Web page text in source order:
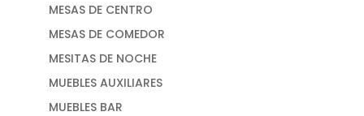
MESAS DE CENTRO
MESAS DE COMEDOR
MESITAS DE NOCHE
MUEBLES AUXILIARES
MUEBLES BAR